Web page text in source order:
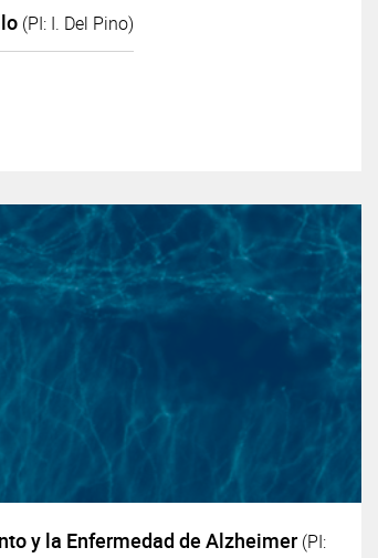
(PI: I. Del Pino)
y la Enfermedad de Alzheimer (PI: